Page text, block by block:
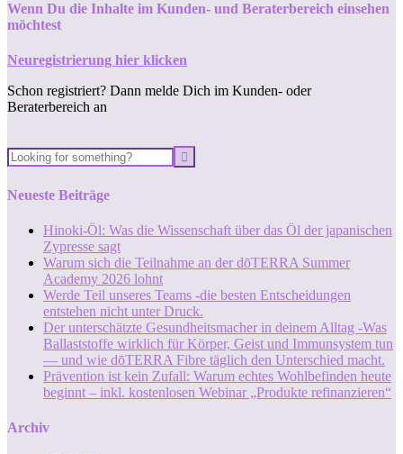
Wenn Du die Inhalte im Kunden- und Beraterbereich einsehen
möchtest
Neuregistrierung hier klicken
Schon registriert? Dann melde Dich im Kunden- oder
Beraterbereich an
Neueste Beiträge
Hinoki-Öl: Was die Wissenschaft über das Öl der japanischen
Zypresse sagt
Warum sich die Teilnahme an der dōTERRA Summer
Academy 2026 lohnt
Werde Teil unseres Teams -die besten Entscheidungen
entstehen nicht unter Druck.
Der unterschätzte Gesundheitsmacher in deinem Alltag -Was
Ballaststoffe wirklich für Körper, Geist und Immunsystem tun
— und wie dōTERRA Fibre täglich den Unterschied macht.
Prävention ist kein Zufall: Warum echtes Wohlbefinden heute
beginnt – inkl. kostenlosen Webinar „Produkte refinanzieren“
Archiv